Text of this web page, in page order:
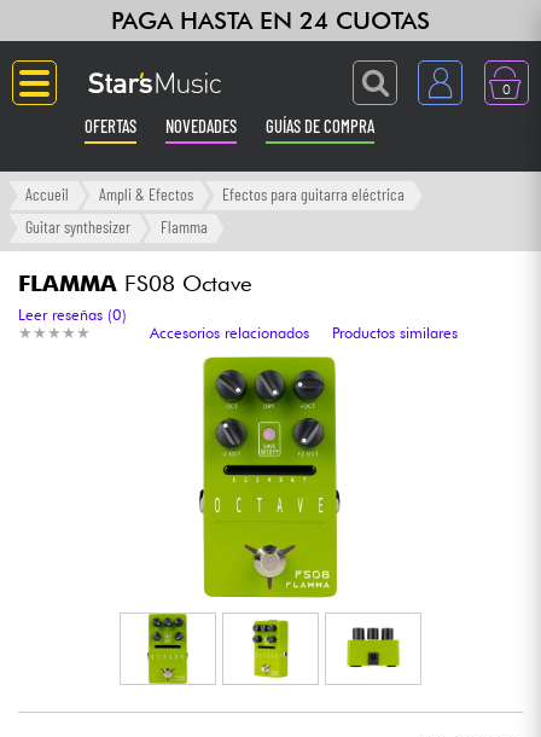
PAGA HASTA EN 24 CUOTAS
0
OFERTAS NOVEDADES GUÍAS DE COMPRA
Langue
Ampli & Efectos
Sintetizadores & samplers
Accueil Ampli & Efectos
Efectos para guitarra eléctrica
Guitar synthesizer
Flamma
FLAMMA FS08 Octave
★ ★ ★ ★ ★
★ ★ ★ ★ ★
Leer reseñas (0)
Accesorios relacionados
Productos similares